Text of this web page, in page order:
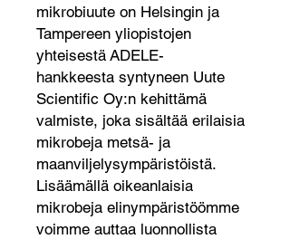
mikrobiuute on Helsingin ja
Tampereen yliopistojen
yhteisestä ADELE-
hankkeesta syntyneen Uute
Scientific Oy:n kehittämä
valmiste, joka sisältää erilaisia
mikrobeja metsä- ja
maanviljelysympäristöistä.
Lisäämällä oikeanlaisia
mikrobeja elinympäristöömme
voimme auttaa luonnollista